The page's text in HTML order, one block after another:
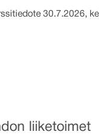
30.7.2026, kello
liiketoimet